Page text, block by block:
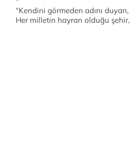
“Kendini görmeden adını duyan,
Her milletin hayran olduğu şehir,